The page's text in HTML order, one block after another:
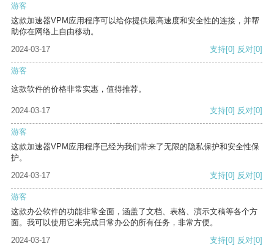
游客
这款加速器VPM应用程序可以给你提供最高速度和安全性的连接，并帮
助你在网络上自由移动。
2024-03-17
支持[0] 反对[0]
游客
这款软件的价格非常实惠，值得推荐。
2024-03-17 支持[0] 反对[0]
游客
这款加速器VPM应用程序已经为我们带来了无限的隐私保护和安全性保
护。
2024-03-17
支持[0] 反对[0]
游客
这款办公软件的功能非常全面，涵盖了文档、表格、演示文稿等各个方
面。我可以使用它来完成日常办公的所有任务，非常方便。
2024-03-17
支持[0] 反对[0]